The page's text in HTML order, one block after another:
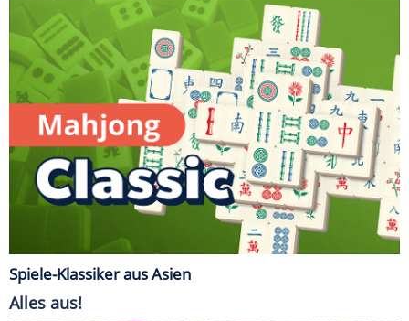
Spiele-Klassiker aus Asien
Alles aus!